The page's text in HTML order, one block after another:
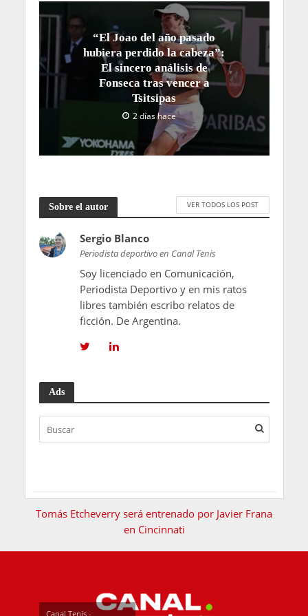
“El Joao del año pasado
hubiera perdido la cabeza”:
El sincero análisis de
Fonseca tras vencer a
Tsitsipas
2 días hace
Sobre el autor VER TODOS LOS POST
Sergio Blanco
Periodista deportivo en Canal Tenis
Soy licenciado en Comunicación,
Periodista Deportivo y en mis ratos
libres también escribo relatos de
ficción. De Argentina.
Ads
Tomás Etcheverry será entrenado por Javier Frana
en Cincinnati
Canal Tenis -